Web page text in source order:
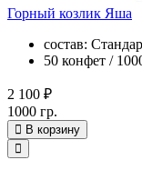
Горный козлик Яша
состав:
50 конфет /
2 100 ₽
1000 гр.
В корзину